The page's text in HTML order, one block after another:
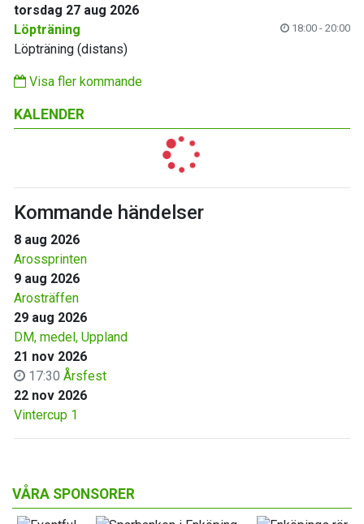
torsdag 27 aug 2026
Löpträning
18:00 - 20:00
Löpträning (distans)
Visa fler kommande
KALENDER
Kommande händelser
8 aug 2026
Arossprinten
9 aug 2026
Arosträffen
29 aug 2026
DM, medel, Uppland
21 nov 2026
17:30 Årsfest
22 nov 2026
Vintercup 1
VÅRA SPONSORER